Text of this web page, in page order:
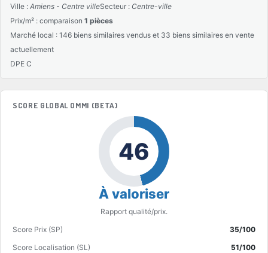
Ville : Amiens - Centre villeSecteur : Centre-ville
Prix/m² : comparaison 1 pièces
Marché local : 146 biens similaires vendus et 33 biens similaires en vente
actuellement
DPE C
SCORE GLOBAL OMMI (BETA)
46
À valoriser
Rapport qualité/prix.
Score Prix (SP)
35/100
Score Localisation (SL)
51/100